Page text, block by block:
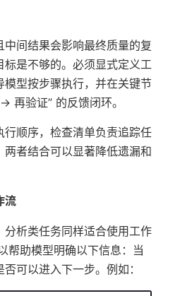
中间结果会影响最终质量的复
标是不够的。必须显式定义工
模型按步骤执行，并在关键节
再验证” 的反馈闭环。
行顺序，检查清单负责追踪任
两者结合可以显著降低遗漏和
流
分析类任务同样适合使用工作
帮助模型明确以下信息：当
可以进入下一步。例如：